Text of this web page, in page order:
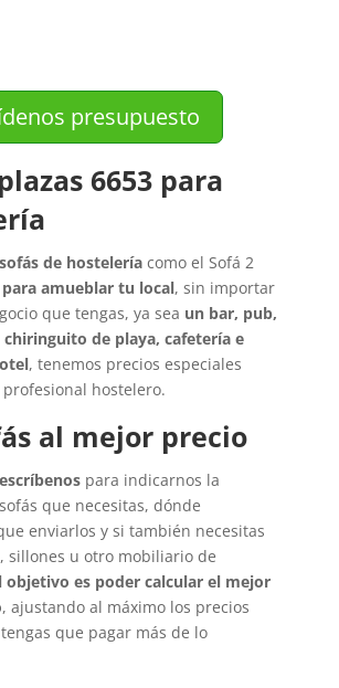
presupuesto
6653​ para
de hostelería como el Sofá 2
para amueblar tu local, sin importar
que tengas, ya sea un bar, pub,
de playa, cafetería e
, tenemos precios especiales
hostelero.
al mejor precio
para indicarnos la
que necesitas, dónde
enviarlos y si también necesitas
sillones u otro mobiliario de
objetivo es poder calcular el mejor
, ajustando al máximo los precios
que pagar más de lo